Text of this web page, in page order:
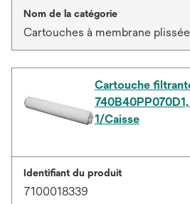
Nom de la catégorie
Cartouches à membrane plissée
Cartouche
1/Caisse
Identifiant du produit
7100018339